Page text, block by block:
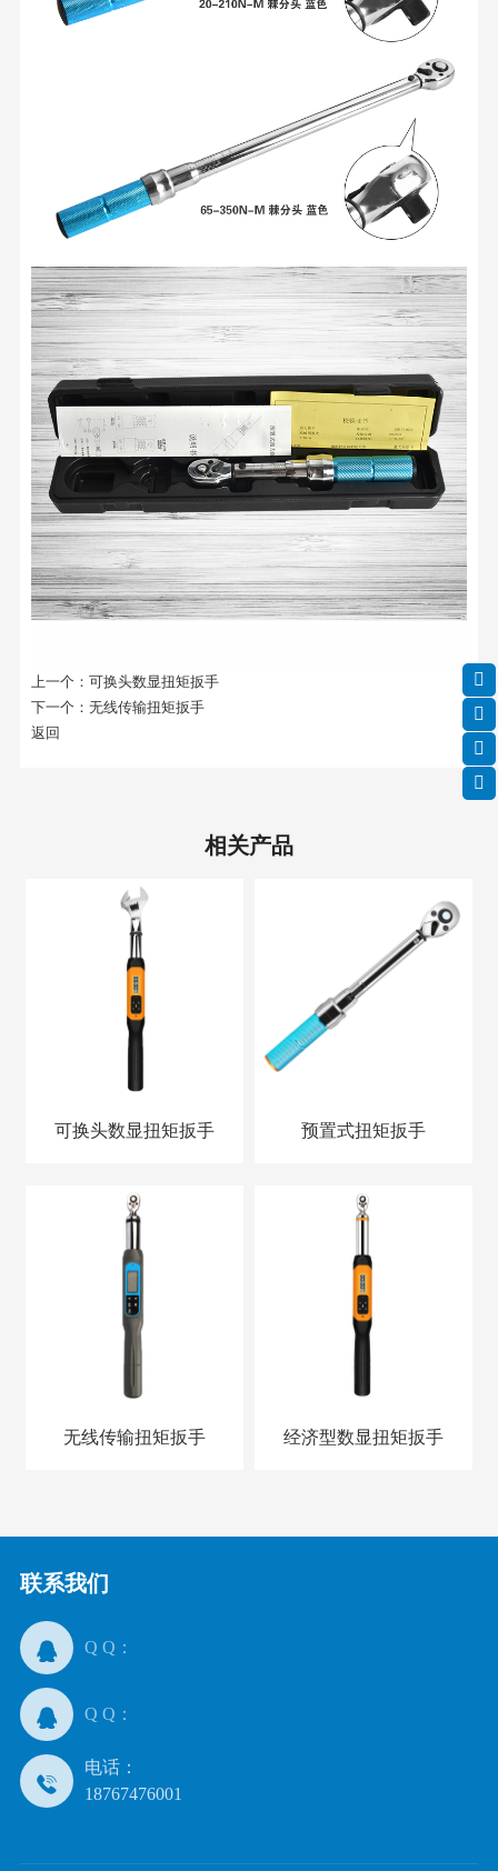
上一个： 可换头数显扭矩扳手
下一个： 无线传输扭矩扳手
返回
相关产品
可换头数显扭矩扳手 预置式扭矩扳手
无线传输扭矩扳手 经济型数显扭矩扳手
联系我们
Q Q：
Q Q：
电话：
18767476001